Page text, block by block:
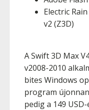
Electric
v2 (Z3D)
A Swift 3D Max
v2008-2010
bites Windows
program
pedig a 149